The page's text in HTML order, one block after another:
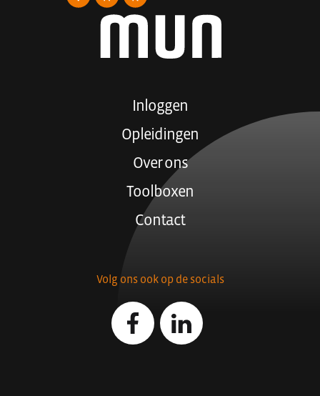
Inloggen
Opleidingen
Over ons
Toolboxen
Contact
Volg ons ook op de socials